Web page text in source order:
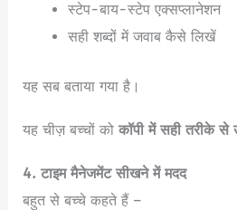
स्टेप-बाय-स्टेप एक्सप्लानेशन
सही शब्दों में जवाब कैसे लिखें
यह सब बताया गया है।
यह चीज़ बच्चों कोकॉपी में सही तरीके से
4. टाइम मैनेजमेंट सीखने में मदद
बहुत से बच्चे कहते हैं –